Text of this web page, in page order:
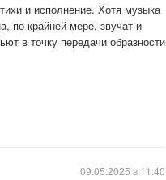
и исполнение. Хотя музыка
по крайней мере, звучат и
в точку передачи образности
09.05.2025 в 11:40